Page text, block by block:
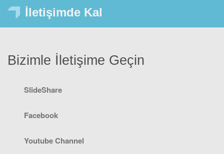
İletişimde Kal
Bizimle İletişime Geçin
SlideShare
Facebook
Youtube Channel